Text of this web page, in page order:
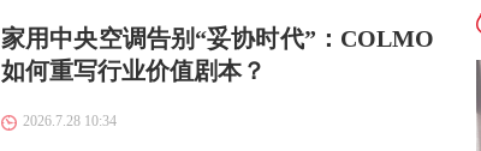
家用中央空调告别“妥协时代”：COLMO
如何重写行业价值剧本？
2026.7.28 10:34